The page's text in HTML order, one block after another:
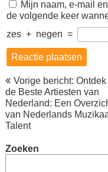
Mijn naam, e-mail
de volgende keer
zes + negen =
Berichtnavigatie
Vorige bericht: Ontdek
de Beste Artiesten van
Nederland: Een
van Nederlands
Talent
Zoeken